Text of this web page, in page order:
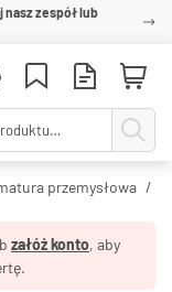
zespół lub
przemysłowa
załóż konto, aby